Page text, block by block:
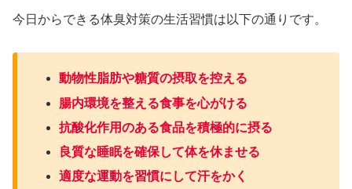
今日からできる体臭対策の生活習慣は以下の通りです。
動物性脂肪や糖質の摂取を控える
腸内環境を整える食事を心がける
抗酸化作用のある食品を積極的に摂る
良質な睡眠を確保して体を休ませる
適度な運動を習慣にして汗をかく